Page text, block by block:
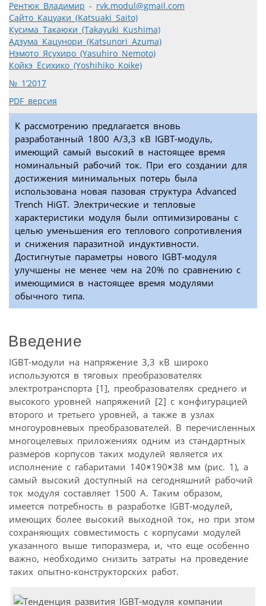
Рентюк Владимир - rvk.modul@gmail.com
Сайто Кацуаки (Katsuaki Saito)
Кусима Такаюки (Takayuki Kushima)
Адзума Кацунори (Katsunori Azuma)
Нэмото Ясухиро (Yasuhiro Nemoto)
Койкэ Ёсихико (Yoshihiko Koike)
№ 1’2017
PDF версия
К рассмотрению предлагается вновь
разработанный 1800 A/3,3 кВ IGBT-модуль,
имеющий самый высокий в настоящее время
номинальный рабочий ток. При его создании для
достижения минимальных потерь была
использована новая пазовая структура Advanced
Trench HiGT. Электрические и тепловые
характеристики модуля были оптимизированы с
целью уменьшения его теплового сопротивления
и снижения паразитной индуктивности.
Достигнутые параметры нового IGBT-модуля
улучшены не менее чем на 20% по сравнению с
имеющимися в настоящее время модулями
обычного типа.
Введение
IGBT-модули на напряжение 3,3 кВ широко
используются в тяговых преобразователях
электротранспорта [1], преобразователях среднего и
высокого уровней напряжений [2] с конфигурацией
второго и третьего уровней, а также в узлах
многоуровневых преобразователей. В перечисленных
многоцелевых приложениях одним из стандартных
размеров корпусов таких модулей является их
исполнение с габаритами 140×190×38 мм (рис. 1), а
самый высокий доступный на сегодняшний рабочий
ток модуля составляет 1500 A. Таким образом,
имеется потребность в разработке IGBT-модулей,
имеющих более высокий выходной ток, но при этом
сохраняющих совместимость с корпусами модулей
указанного выше типоразмера, и, что еще особенно
важно, необходимо снизить затраты на проведение
таких опытно-конструкторских работ.